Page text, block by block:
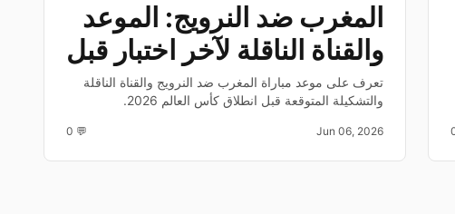
المغرب ضد النرويج: الموعد
والقناة الناقلة لآخر اختبار قبل
مونديال 2026
تعرف على موعد مباراة المغرب ضد النرويج والقناة الناقلة
والتشكيلة المتوقعة قبل انطلاق كأس العالم 2026.
Jun 06, 2026
💬 0